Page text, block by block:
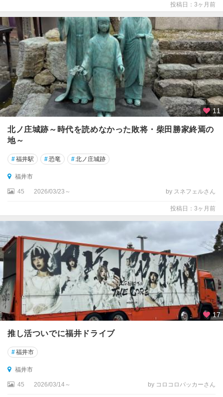
投稿日：3ヶ月前
11
北ノ庄城跡～時代を読めなかった敗将・柴田勝家終焉の
地～
#福井駅 #恐竜 #北ノ庄城跡
福井市
45 2026/03/23～ by スネフェルさん
投稿日：3ヶ月前
17
推し活ついでに福井ドライブ
#福井市
福井市
45 2026/03/14～ by コロコロパッカーさん